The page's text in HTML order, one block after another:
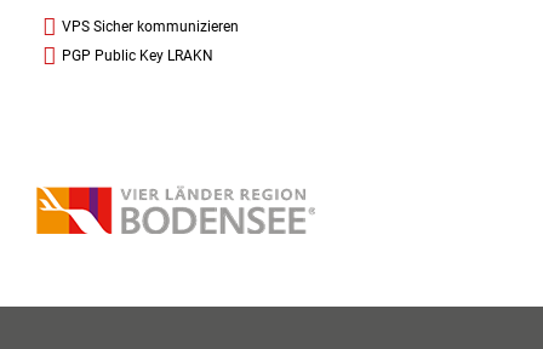
VPS Sicher kommunizieren
PGP Public Key LRAKN